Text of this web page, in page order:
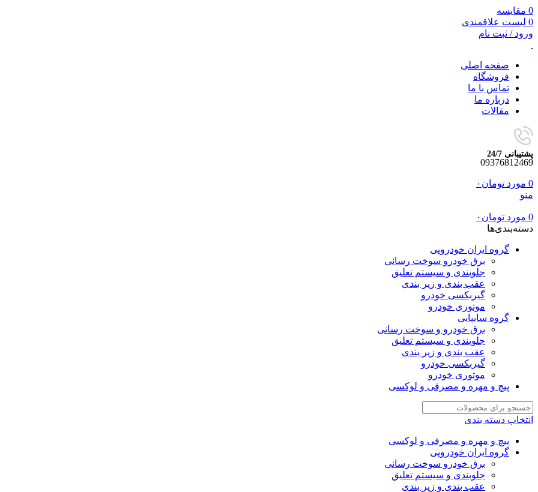
0 مقایسه
0 لیست علاقمندی
ورود / ثبت نام
صفحه اصلی
فروشگاه
تماس با ما
درباره ما
مقالات
پشتیبانی 24/7
09376812469
0 مورد تومان ۰
منو
0 مورد تومان ۰
دسته‌بندی‌ها
گروه ایران خودرویی
برق خودرو سوخت رسانی
جلوبندی و سیستم تعلیق
عقب بندی و زیر بندی
گیربکسی خودرو
موتوری خودرو
گروه سایپایی
برق خودرو و سوخت رسانی
جلوبندی و سیستم تعلیق
عقب بندی و زیر بندی
گیربکسی خودرو
موتوری خودرو
پیچ و مهره و مصرفی و لوکسی
انتخاب دسته بندی
پیچ و مهره و مصرفی و لوکسی
گروه ایران خودرویی
برق خودرو سوخت رسانی
جلوبندی و سیستم تعلیق
عقب بندی و زیر بندی